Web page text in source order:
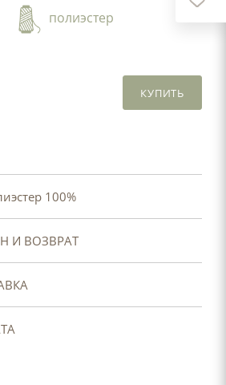
полиэстер
КУПИТЬ
100%
И ВОЗВРАТ